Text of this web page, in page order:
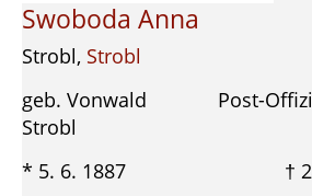
Swoboda Anna
Strobl, Strobl
geb. Vonwald Post-
Strobl
* 5. 6. 1887 † 24.